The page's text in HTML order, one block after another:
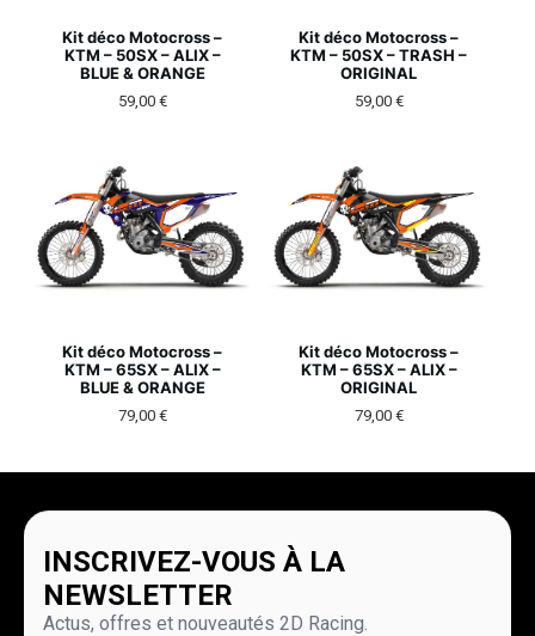
Kit déco Motocross –
KTM – 50SX – ALIX –
BLUE & ORANGE
59,00 €
Kit déco Motocross –
KTM – 50SX – TRASH –
ORIGINAL
59,00 €
Kit déco Motocross –
KTM – 65SX – ALIX –
BLUE & ORANGE
79,00 €
Kit déco Motocross –
KTM – 65SX – ALIX –
ORIGINAL
79,00 €
INSCRIVEZ-VOUS À LA
NEWSLETTER
Actus, offres et nouveautés 2D Racing.